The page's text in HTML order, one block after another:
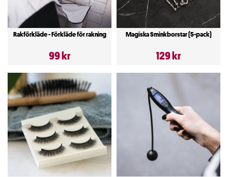
Rakförkläde - Förkläde för rakning
99 kr
Magiska Sminkborstar (5-pack)
129 kr